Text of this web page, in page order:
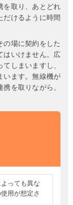
を取り、あとどれ
だけるように時間
の場に契約をした
はいけません。広
しまいますし、
います。無線機が
を取りながら、
っても異な
用が想定さ